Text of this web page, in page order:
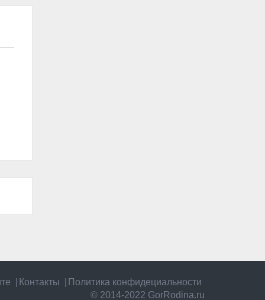
Контакты
Политика конфидециальности
© 2014-2022 GorRodina.ru